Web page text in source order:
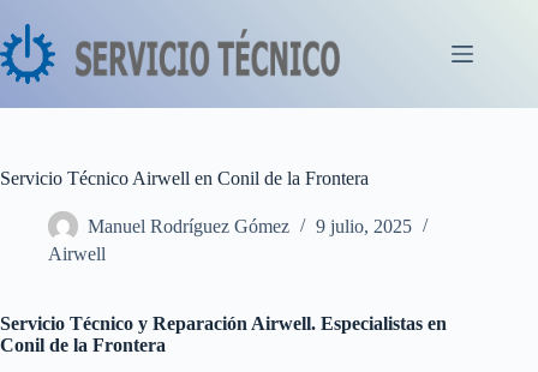
al
contenido
Servicio Técnico Airwell en Conil de la Frontera
Manuel Rodríguez Gómez
9 julio, 2025
Airwell
Servicio Técnico y Reparación Airwell. Especialistas en
Conil de la Frontera